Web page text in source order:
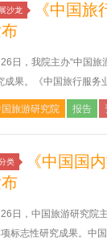
沙龙
《中国
日，我院主办“中国旅
成果。《中国旅行服务
旅游研究院 报告
类
《中国国
日，中国旅游研究院
标志性研究成果。中